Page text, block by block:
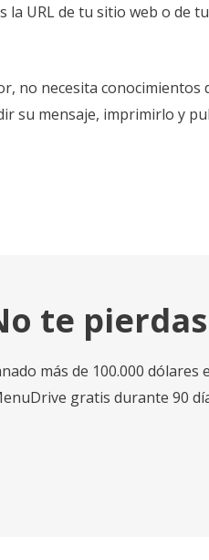
la URL de tu sitio web o
no necesita
su mensaje, imprimirlo y
te
más de 100.000
gratis durante 90